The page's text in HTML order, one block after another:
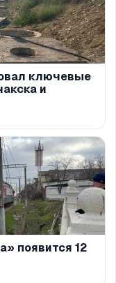
ключевые
и
появится 12